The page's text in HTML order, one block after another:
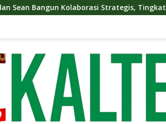
Strategis, Tingkatkan Edukasi Publik